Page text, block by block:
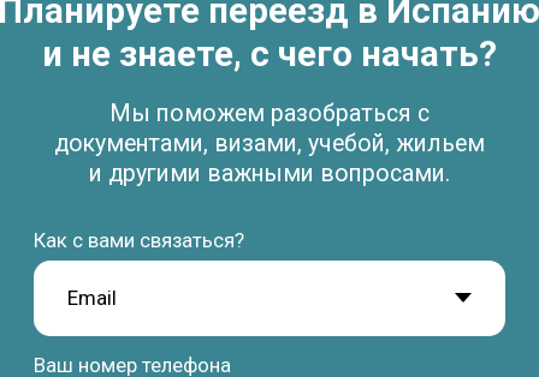
Учёба и переезд в Испанию без стресса и ошибок
Study Barcelona
Получить стратегию